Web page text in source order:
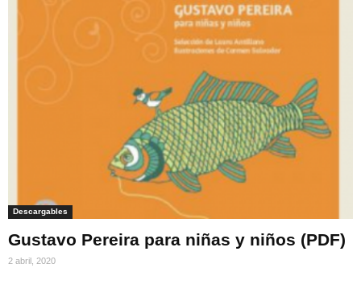
Descargables
Gustavo Pereira para niñas y niños (PDF)
2 abril, 2020